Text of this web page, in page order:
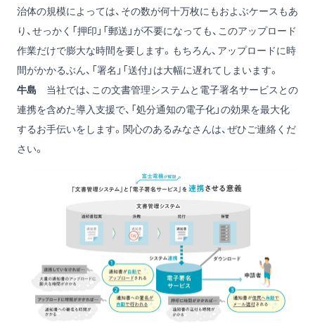
治体の規模によっては、その数が何十万枚にもおよぶケースもあ
り、せっかく「押印」「郵送」が不要になっても、このアップロード
作業だけで膨大な時間を要します。もちろん、アップロードに時
間がかかるぶん、「署名」「送付」は大幅に遅れてしまいます。
牛島 当社では、この文書管理システムと電子署名サービスとの
連携を含めた導入支援で、「処分通知の電子化」の効果を最大化
するお手伝いをします。関心のあるみなさんは、ぜひご連絡くだ
さい。